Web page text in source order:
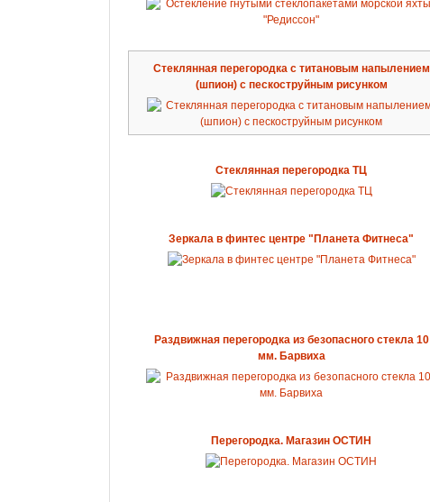
Стеклянная перегородка с титановым напылением
(шпион) с пескоструйным рисунком
Стеклянная перегородка ТЦ
Зеркала в финтес центре "Планета Фитнеса"
Раздвижная перегородка из безопасного стекла 10
мм. Барвиха
Перегородка. Магазин ОСТИН